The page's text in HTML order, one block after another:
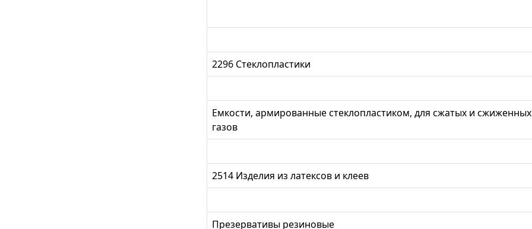
2296 Стеклопластики
Емкости, армированные стеклопластиком, для сжатых и сжиженных
газов
2514 Изделия из латексов и клеев
Презервативы резиновые